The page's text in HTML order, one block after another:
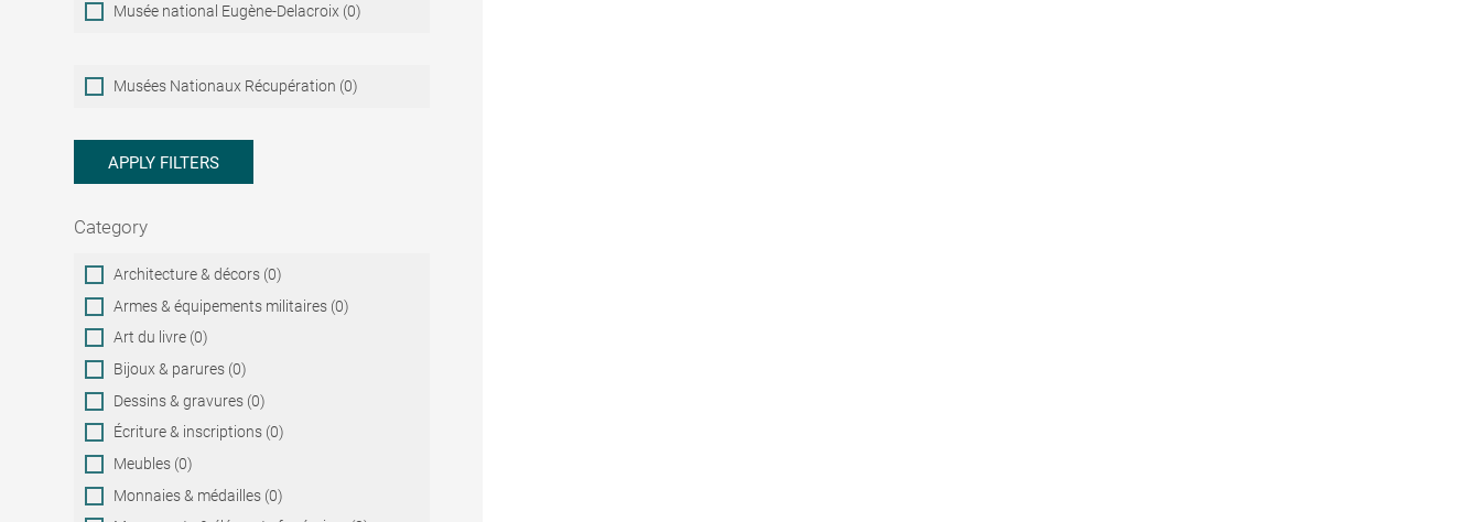
Musée national Eugène-Delacroix (0)
Musées
Nationaux
Musées Nationaux Récupération (0)
APPLY FILTERS
Category
Category
Architecture & décors (0)
Armes & équipements militaires (0)
Art du livre (0)
Bijoux & parures (0)
Dessins & gravures (0)
Écriture & inscriptions (0)
Meubles (0)
Monnaies & médailles (0)